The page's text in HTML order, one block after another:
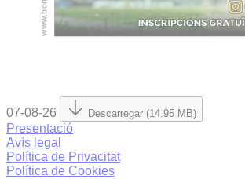
07-08-26 Descarregar (14.95 MB)
Presentació
Avís legal
Política de Privacitat
Política de Cookies